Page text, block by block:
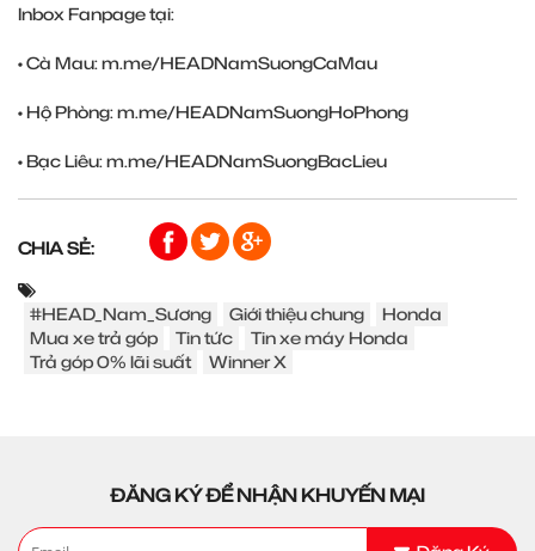
Inbox Fanpage tại:
• Cà Mau:m.me/HEADNamSuongCaMau
• Hộ Phòng:m.me/HEADNamSuongHoPhong
• Bạc Liêu:m.me/HEADNamSuongBacLieu
CHIA SẺ:
#HEAD_Nam_Sương Giới thiệu chung
Honda
Mua xe trả góp
Tin tức
Tin xe máy Honda
Trả góp 0% lãi suất
Winner X
ĐĂNG KÝ ĐỂ NHẬN KHUYẾN MẠI